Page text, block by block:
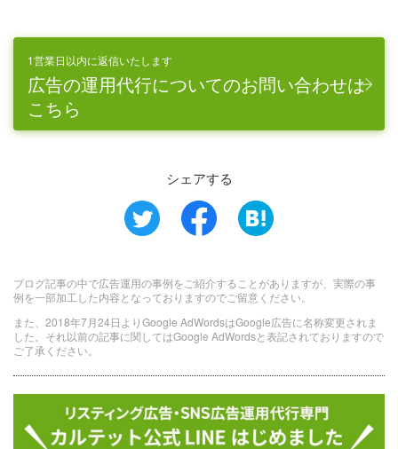
1営業日以内に返信いたします
広告の運用代行についてのお問い合わせは
こちら
シェアする
ブログ記事の中で広告運用の事例をご紹介することがありますが、実際の事
例を一部加工した内容となっておりますのでご留意ください。
また、2018年7月24日よりGoogle AdWordsはGoogle広告に名称変更されま
した。それ以前の記事に関してはGoogle AdWordsと表記されておりますので
ご了承ください。